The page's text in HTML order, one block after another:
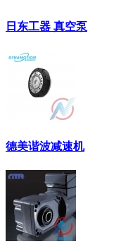
日东工器 真空泵
德美谐波减速机